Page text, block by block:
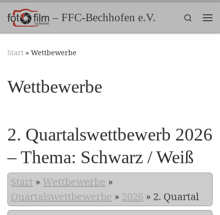
Zum Inhalt springen– FFC-Bechhofen e.V.
Search
Start » Wettbewerbe
Wettbewerbe
2. Quartalswettbewerb 2026
– Thema: Schwarz / Weiß
Start » Wettbewerbe »
Quartalswettbewerbe » 2026 » 2. Quartal